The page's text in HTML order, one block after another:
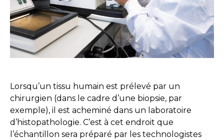
Lorsqu’un tissu humain est prélevé par un
chirurgien (dans le cadre d’une biopsie, par
exemple), il est acheminé dans un laboratoire
d’histopathologie. C’est à cet endroit que
l’échantillon sera préparé par les technologistes